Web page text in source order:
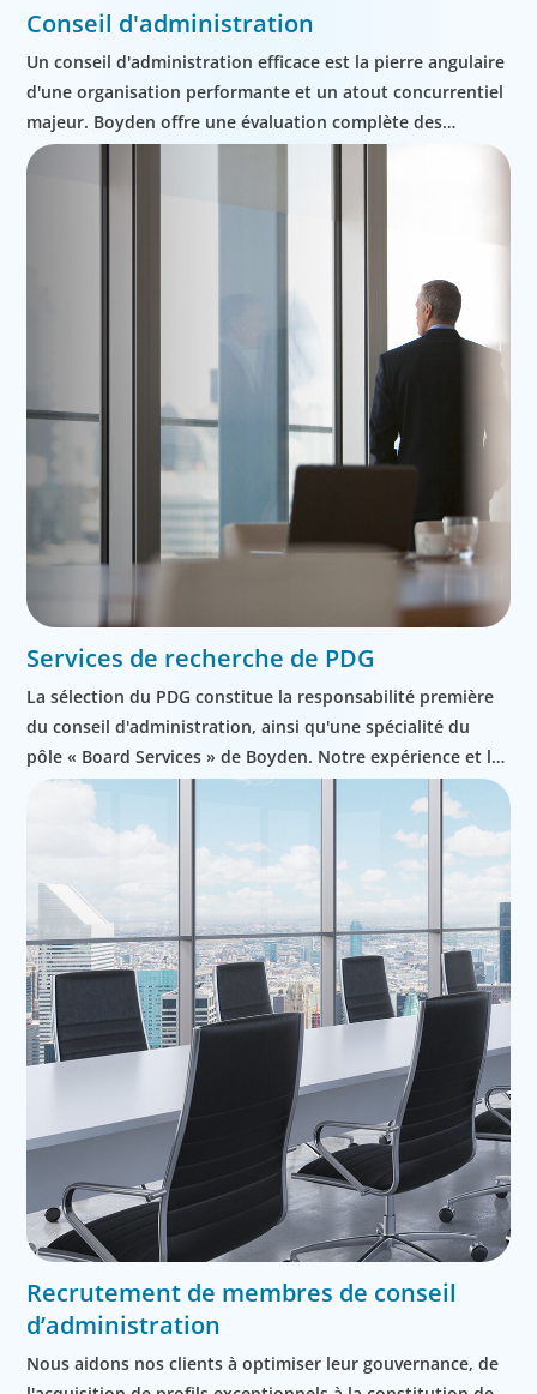
Conseil d'administration
Un conseil d'administration efficace est la pierre angulaire
d'une organisation performante et un atout concurrentiel
majeur. Boyden offre une évaluation complète des
conseils d'administration, ainsi qu'un accompagnement
Services de recherche de PDG
La sélection du PDG constitue la responsabilité première
du conseil d'administration, ainsi qu'une spécialité du
pôle « Board Services » de Boyden. Notre expérience et la
rigueur de notre processus aident les conseils à faire des
choix judicieux, à accélérer les successions et à minimiser
les risques liés au leadership.
Recrutement de membres de conseil
d’administration
Nous aidons nos clients à optimiser leur gouvernance, de